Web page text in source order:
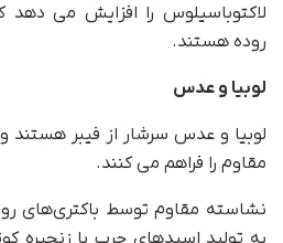
لاکتوباسیلوس را افزایش می
روده هستند.
لوبیا و عدس
لوبیا و عدس سرشار از فیبر هستند
مقاوم را فراهم می کنند.
نشاسته مقاوم توسط باکتری‌های